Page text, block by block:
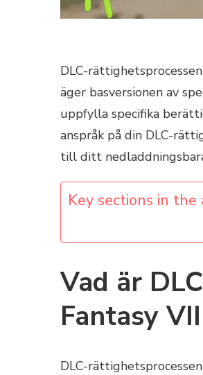
DLC-
äger basversionen av
uppfylla specifika
anspråk på din DLC-
till ditt
Key sections in the
Vad är
Fantasy
DLC-